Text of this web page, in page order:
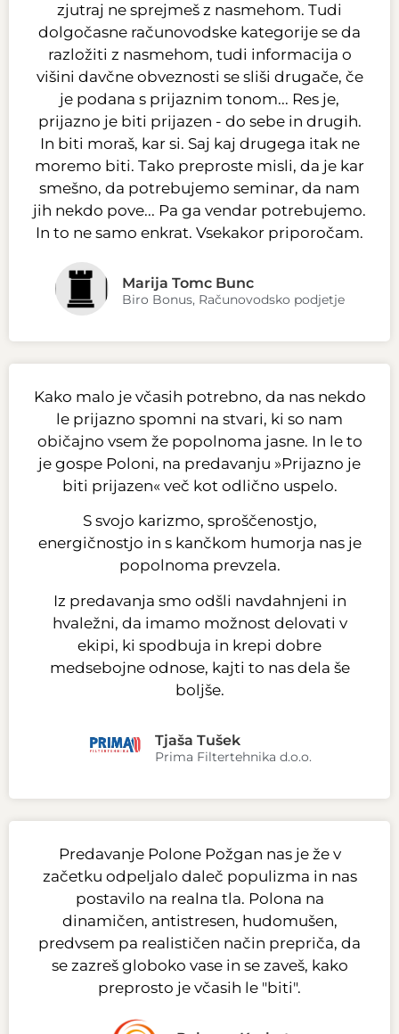
zjutraj ne sprejmeš z nasmehom. Tudi
dolgočasne računovodske kategorije se da
razložiti z nasmehom, tudi informacija o
višini davčne obveznosti se sliši drugače, če
je podana s prijaznim tonom... Res je,
prijazno je biti prijazen - do sebe in drugih.
In biti moraš, kar si. Saj kaj drugega itak ne
moremo biti. Tako preproste misli, da je kar
smešno, da potrebujemo seminar, da nam
jih nekdo pove... Pa ga vendar potrebujemo.
In to ne samo enkrat. Vsekakor priporočam.
Marija Tomc Bunc
Biro Bonus, Računovodsko podjetje
Kako malo je včasih potrebno, da nas nekdo
le prijazno spomni na stvari, ki so nam
običajno vsem že popolnoma jasne. In le to
je gospe Poloni, na predavanju »Prijazno je
biti prijazen« več kot odlično uspelo.
S svojo karizmo, sproščenostjo,
energičnostjo in s kančkom humorja nas je
popolnoma prevzela.
Iz predavanja smo odšli navdahnjeni in
hvaležni, da imamo možnost delovati v
ekipi, ki spodbuja in krepi dobre
medsebojne odnose, kajti to nas dela še
boljše.
Tjaša Tušek
Prima Filtertehnika d.o.o.
Predavanje Polone Požgan nas je že v
začetku odpeljalo daleč populizma in nas
postavilo na realna tla. Polona na
dinamičen, antistresen, hudomušen,
predvsem pa realističen način prepriča, da
se zazreš globoko vase in se zaveš, kako
preprosto je včasih le "biti".